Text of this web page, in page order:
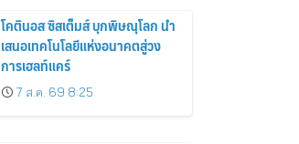
โคตินอส ซิสเต็มส์ บุกพิษณุโลก นำ
เสนอเทคโนโลยีแห่งอนาคตสู่วง
การเฮลท์แคร์
7 ส.ค. 69 8:25